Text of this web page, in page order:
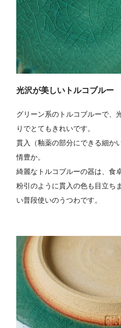
光沢が美しいトルコブルー
グリーン系のトルコブルーで、
りでとてもきれいです。
貫入（釉薬の部分にできる細か
情豊か。
綺麗なトルコブルーの器は、食
粉引のように貫入の色も目立ち
い普段使いのうつわです。